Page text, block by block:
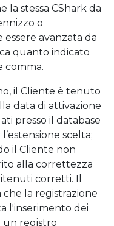
la stessa CShark da
o
avanzata da
quanto indicato
comma.
il Cliente è tenuto
data di attivazione
presso il database
scelta;
il Cliente non
alla correttezza
corretti. Il
la registrazione
l'inserimento dei
un registro